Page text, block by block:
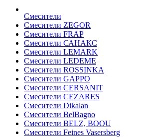
Смесители
Смесители ZEGOR
Смесители FRAP
Смесители САНАКС
Смесители LEMARK
Смесители LEDEME
Смесители ROSSINKA
Смесители GAPPO
Смесители CERSANIT
Смесители CEZARES
Смесители Dikalan
Смесители BelBagno
Смесители BELZ, BOOU
Смесители Feines Vasersberg